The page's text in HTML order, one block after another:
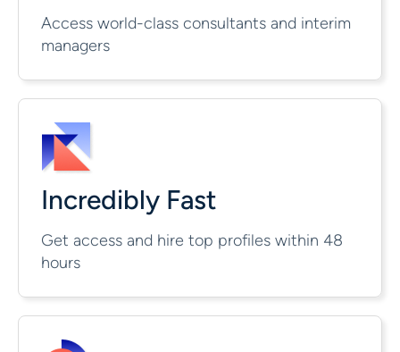
Access world-class consultants and interim
managers
Incredibly Fast
Get access and hire top profiles within 48
hours